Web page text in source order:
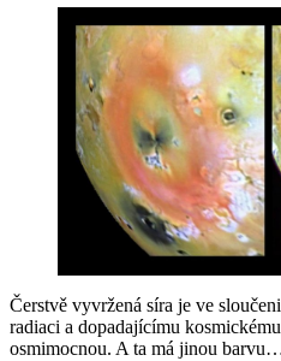
Čerstvě vyvržená síra je ve
radiaci a dopadajícímu
osmimocnou. A ta má jinou